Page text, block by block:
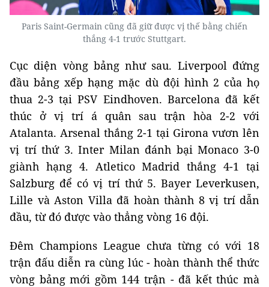
Paris Saint-Germain cũng đã giữ được vị thế bằng chiến
thắng 4-1 trước Stuttgart.
Cục diện vòng bảng như sau. Liverpool đứng
đầu bảng xếp hạng mặc dù đội hình 2 của họ
thua 2-3 tại PSV Eindhoven. Barcelona đã kết
thúc ở vị trí á quân sau trận hòa 2-2 với
Atalanta. Arsenal thắng 2-1 tại Girona vươn lên
vị trí thứ 3. Inter Milan đánh bại Monaco 3-0
giành hạng 4. Atletico Madrid thắng 4-1 tại
Salzburg để có vị trí thứ 5. Bayer Leverkusen,
Lille và Aston Villa đã hoàn thành 8 vị trí dẫn
đầu, từ đó được vào thẳng vòng 16 đội.
Đêm Champions League chưa từng có với 18
trận đấu diễn ra cùng lúc - hoàn thành thể thức
vòng bảng mới gồm 144 trận - đã kết thúc mà